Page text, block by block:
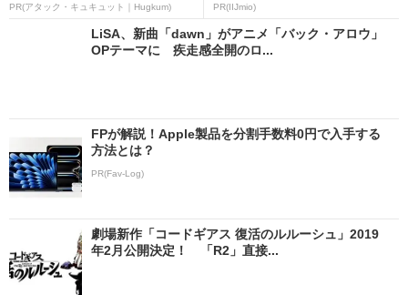
PR(アタック・キュキュット｜Hugkum) PR(IIJmio)
LiSA、新曲「dawn」がアニメ「バック・アロウ」
OPテーマに 疾走感全開のロ...
FPが解説！Apple製品を分割手数料0円で入手する
方法とは？
PR(Fav-Log)
劇場新作「コードギアス 復活のルルーシュ」2019
年2月公開決定！ 「R2」直接...